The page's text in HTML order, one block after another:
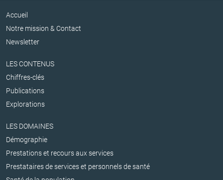
Accueil
Notre mission & Contact
Newsletter
LES CONTENUS
Chiffres-clés
Publications
Explorations
LES DOMAINES
Démographie
Prestations et recours aux services
Prestataires de services et personnels de santé